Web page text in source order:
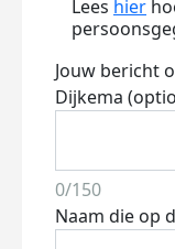
Lees hier
Jouw bericht
Dijkema
0/150
Naam die op